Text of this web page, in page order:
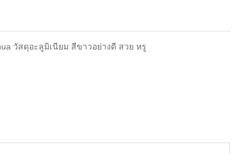
วัสดุอะลูมิเนียม สีขาวอย่างดี สวย หรู